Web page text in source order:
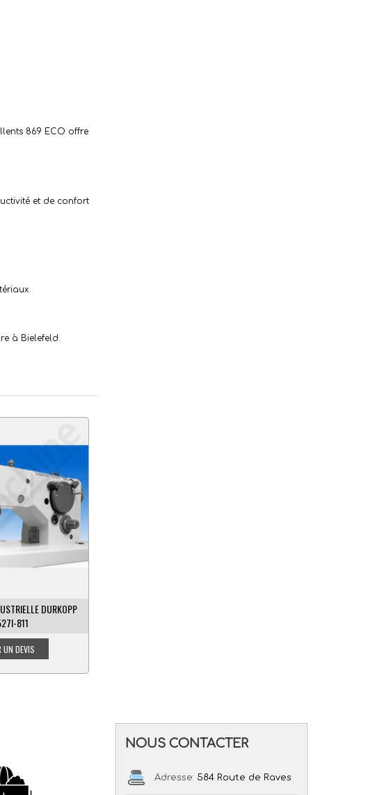
869 ECO offre
et de confort
à Bielefeld.
DURKOPP
811
NOUS CONTACTER
Adresse: 584 Route de Raves